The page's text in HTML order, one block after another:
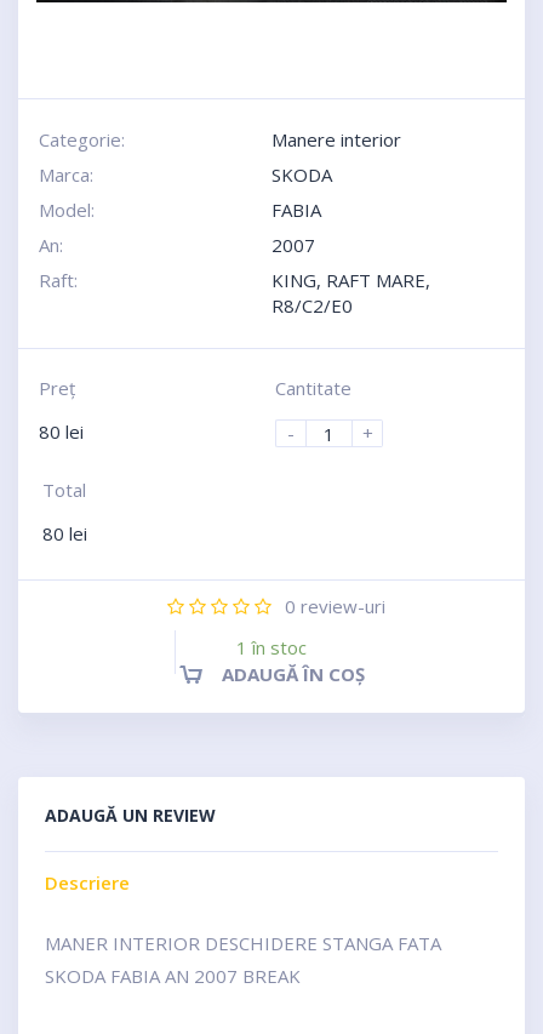
Categorie:
Manere interior
Marca:
SKODA
Model:
FABIA
An:
2007
Raft:
KING, RAFT MARE,
R8/C2/E0
Preţ
80 lei
Cantitate
-
+
Total
80 lei
0 review-uri
1 în stoc
ADAUGĂ ÎN COȘ
ADAUGĂ UN REVIEW
Descriere
MANER INTERIOR DESCHIDERE STANGA FATA
SKODA FABIA AN 2007 BREAK